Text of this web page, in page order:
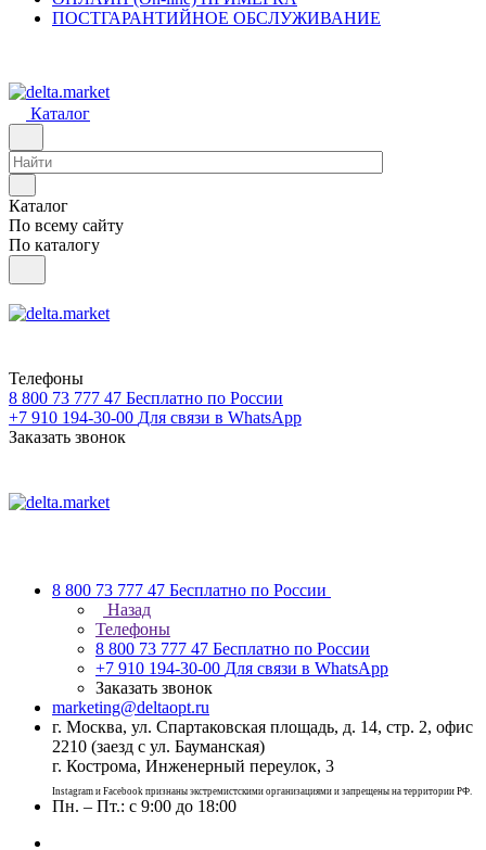
ПОСТГАРАНТИЙНОЕ ОБСЛУЖИВАНИЕ
Каталог
Каталог
По всему сайту
По каталогу
Телефоны
8 800 73 777 47 Бесплатно по России
+7 910 194-30-00 Для связи в WhatsApp
Заказать звонок
8 800 73 777 47 Бесплатно по России
Назад
Телефоны
8 800 73 777 47 Бесплатно по России
+7 910 194-30-00 Для связи в WhatsApp
Заказать звонок
marketing@deltaopt.ru
г. Москва, ул. Спартаковская площадь, д. 14, стр. 2, офис
2210 (заезд с ул. Бауманская)
г. Кострома, Инженерный переулок, 3
Instagram и Facebook признаны экстремистскими организациями и запрещены на территории РФ.
Пн. – Пт.: с 9:00 до 18:00